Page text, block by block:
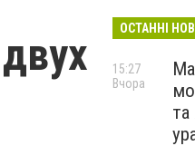
ОСТАННІ
15:27
Вчора